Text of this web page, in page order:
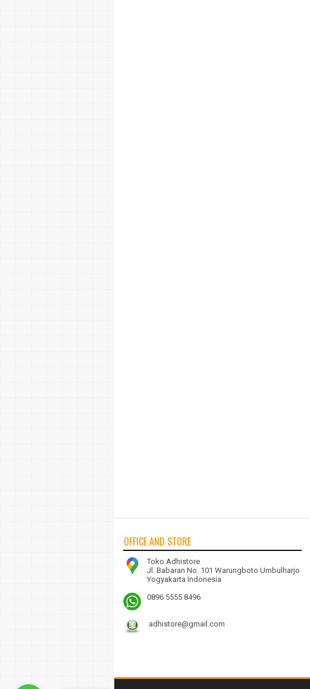
OFFICE AND STORE
Toko Adhistore
Jl. Babaran No. 101 Warungboto Umbulharjo
Yogyakarta Indonesia
0896 5555 8496
adhistore@gmail.com